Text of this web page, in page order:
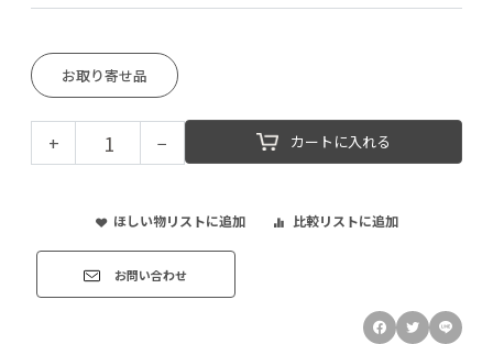
お取り寄せ品
+ − カートに入れる
ほしい物リストに追加 比較リストに追加
お問い合わせ